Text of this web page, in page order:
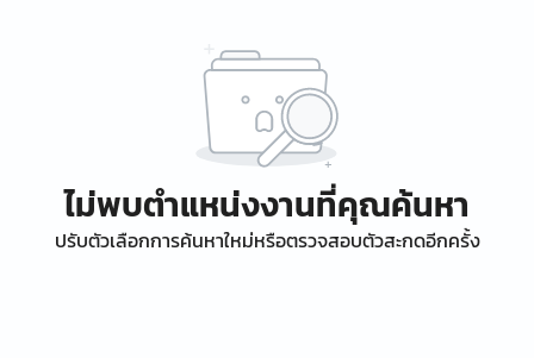
ไม่พบตำแหน่งงานที่คุณค้นหา
ปรับตัวเลือกการค้นหาใหม่หรือตรวจสอบตัวสะกดอีกครั้ง